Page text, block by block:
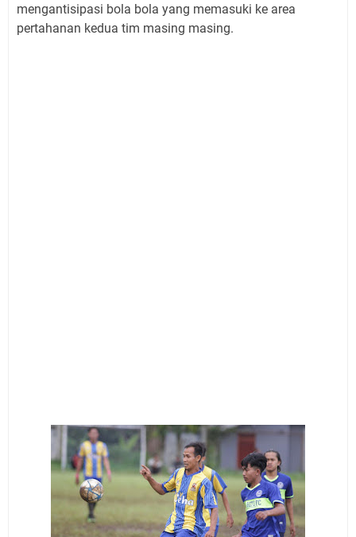
mengantisipasi bola bola yang memasuki ke area
pertahanan kedua tim masing masing.